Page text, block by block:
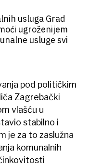
usluga Grad
ugroženijem
usluge svi
pod političkim
Zagrebački
vlašću u
stabilno i
je za to zaslužna
komunalnih